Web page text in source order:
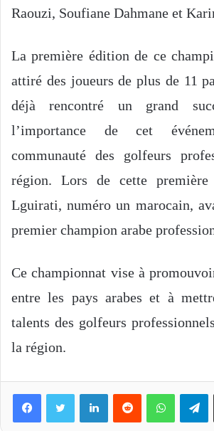
Raouzi, Soufiane Dahmane et
La première édition de ce
attiré des joueurs de plus de 11
déjà rencontré un grand
l’importance de cet
communauté des golfeurs
région. Lors de cette première
Lguirati, numéro un marocain,
premier champion arabe
Ce championnat vise à
entre les pays arabes et à
talents des golfeurs
la région.